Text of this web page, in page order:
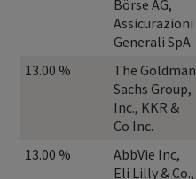
Börse AG,
Assicurazioni
Generali SpA
13.00 %
The Goldman
Sachs Group,
Inc., KKR &
Co Inc.
13.00 %
AbbVie Inc,
Eli Lilly & Co.,